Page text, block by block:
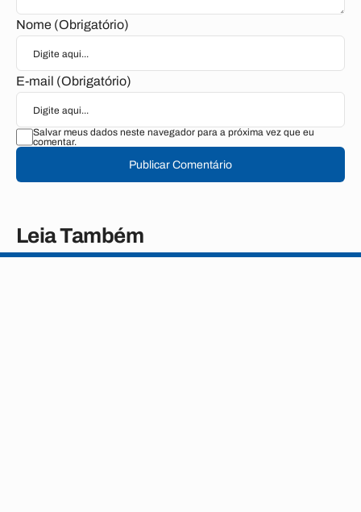
Nome (Obrigatório)
E-mail (Obrigatório)
Salvar meus dados neste navegador para a próxima vez que eu
comentar.
Publicar Comentário
Leia Também